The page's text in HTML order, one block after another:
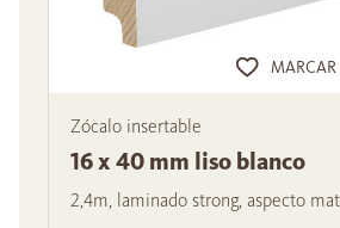
Zócalo insertable
16 x 40 mm liso blanco
2,4m, laminado strong, aspecto